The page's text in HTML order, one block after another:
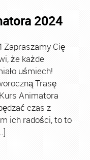
2024
Zapraszamy Cię
że każde
uśmiech!
Trasę
Animatora
czas z
ich radości, to to